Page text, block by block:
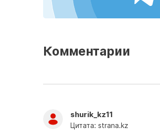
Комментарии
shurik_kz11
Цитата: strana.kz